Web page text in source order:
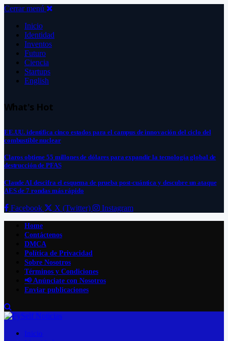
Cerrar menú
Inicio
Identidad
Inventos
Futuro
Ciencia
Startups
English
What's Hot
EE.UU. identifica cinco estados para el campus de innovación del ciclo del
combustible nuclear
Claros obtiene 55 millones de dólares para expandir la tecnología global de
destrucción de PFAS
Claude AI descifra el esquema de prueba post-cuántica y descubre un ataque
AES de 7 rondas más rápido
Facebook X (Twitter) Instagram
Home
Contáctenos
DMCA
Política de Privacidad
Sobre Nosotros
Términos y Condiciones
📢 Anúnciate con Nosotros
Enviar publicaciones
Inicio